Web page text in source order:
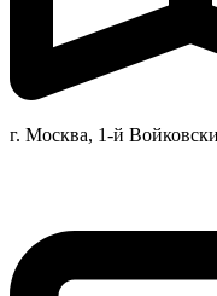
г. Москва, 1-й